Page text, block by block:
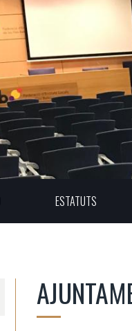
ESTATUTS